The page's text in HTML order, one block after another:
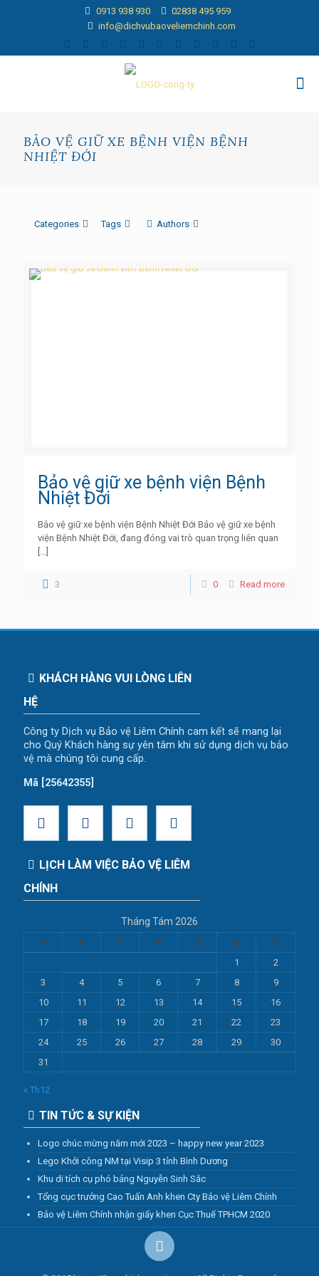
0913 938 930
02838 495 959
info@dichvubaoveliemchinh.com
BẢO VỆ GIỮ XE BỆNH VIỆN BỆNH
NHIỆT ĐỚI
Categories Tags Authors
Bảo vệ giữ xe bệnh viện Bệnh
Nhiệt Đới
Bảo vệ giữ xe bệnh viện Bệnh Nhiệt Đới Bảo vệ giữ xe bệnh
viện Bệnh Nhiệt Đới, đang đóng vai trò quan trọng liên quan
[…]
3 0 Read more
KHÁCH HÀNG VUI LÒNG LIÊN
HỆ
Công ty Dịch vụ Bảo vệ Liêm Chính cam kết sẽ mang lại
cho Quý Khách hàng sự yên tâm khi sử dụng dịch vụ bảo
vệ mà chúng tôi cung cấp.
Mã [25642355]
LỊCH LÀM VIỆC BẢO VỆ LIÊM
CHÍNH
Tháng Tám 2026
H B T N S B
C
1
2
3
4 5 6 7 8
9
10
11 12 13 14 15
16
17
18 19 20 21 22
23
24
25 26 27 28 29
30
31
« Th12
TIN TỨC & SỰ KIỆN
Logo chúc mừng năm mới 2023 – happy new year 2023
Lego Khởi công NM tại Visip 3 tỉnh Bình Dương
Khu di tích cụ phó bảng Nguyễn Sinh Sắc
Tổng cục trưởng Cao Tuấn Anh khen Cty Bảo vệ Liêm Chính
Bảo vệ Liêm Chính nhận giấy khen Cục Thuế TPHCM 2020